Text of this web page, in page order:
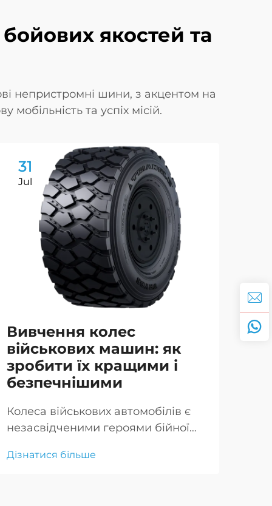
якостей та
непристромні шини, з акцентом на
мобільність та успіх місій.
31
Jul
Вивчення колес
військових машин: як
зробити їх кращими і
безпечнішими
Колеса військових автомобілів є
незасвідченими героями бійної
надійну і довговічну роботу в
Дізнатися більше